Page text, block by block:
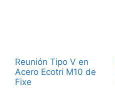
Reunión Tipo V en
Acero Ecotri M10 de
Fixe